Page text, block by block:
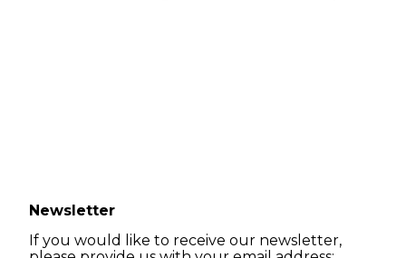
Newsletter
If you would like to receive our newsletter,